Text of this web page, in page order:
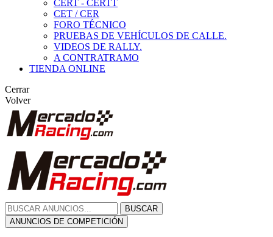
CERT - CERTT
CET / CER
FORO TÉCNICO
PRUEBAS DE VEHÍCULOS DE CALLE.
VIDEOS DE RALLY.
A CONTRATRAMO
TIENDA ONLINE
Cerrar
Volver
BUSCAR
ANUNCIOS DE COMPETICIÓN